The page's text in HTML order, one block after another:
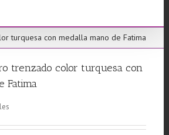
turquesa con medalla mano de Fatima
trenzado color turquesa con
Fatima